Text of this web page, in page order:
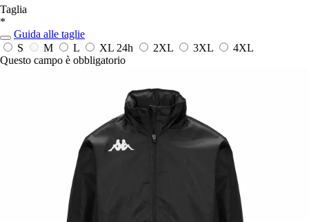
Taglia
*
Guida alle taglie
S
M L XL 24h 2XL 3XL
4XL
Questo campo è obbligatorio